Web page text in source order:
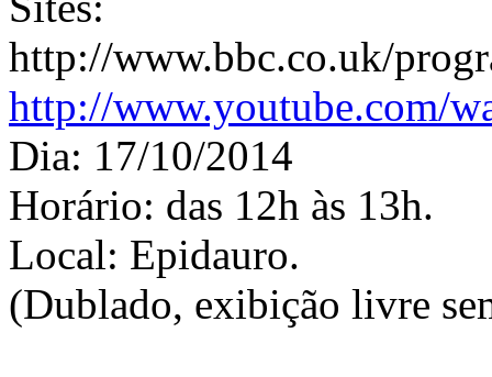
http://www.bbc.co.uk/
http://www.youtube.com/
Dia: 17/10/2014
Horário: das 12h às 13h.
Local: Epidauro.
(Dublado, exibição livre